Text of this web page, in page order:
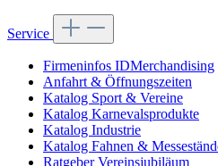
Service
Firmeninfos IDMerchandising
Anfahrt & Öffnungszeiten
Katalog Sport & Vereine
Katalog Karnevalsprodukte
Katalog Industrie
Katalog Fahnen &
Ratgeber Vereinsjubiläum